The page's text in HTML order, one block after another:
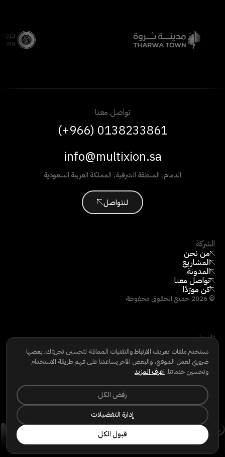
الشركة
من نحن
المشاريع
المدونة
تواصل معنا
كن مورّدًا
©
2026جميع الحقوق محفوظة
تواصل معنا
(+966) 0138233861
info@multixion.sa
الدمام, المنطقة الشرقية, المملكة العربية السعودية
لنتواصل
تابعنا
LINKEDIN
INSTAGRAM
FACEBOOK
سياسة الخصوصية|سياسة ملفات تعريف الارتباط
حقوق الخصوصية
نستخدم ملفات تعريف الارتباط والتقنيات المماثلة لتحسين تجربتك. بعضها
ضروري لعمل الموقع، والبعض الآخر يساعدنا على فهم طريقة الاستخدام
وتحسين خدماتنا. اعرف المزيد
رفض الكل
إدارة التفضيلات
قبول الكل